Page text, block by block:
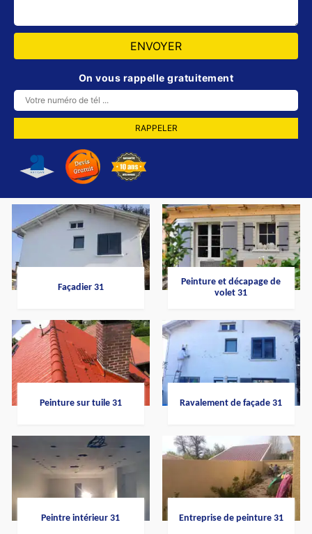
On vous rappelle gratuitement
Façadier 31
Peinture et décapage de
volet 31
Peinture sur tuile 31 Ravalement de façade 31
Peintre intérieur 31 Entreprise de peinture 31